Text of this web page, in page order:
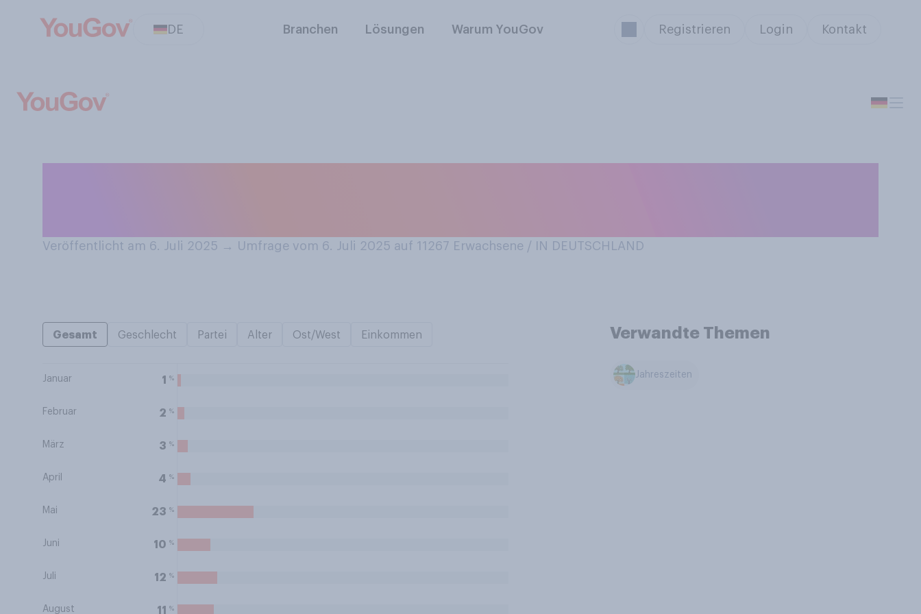
DE Branchen Lösungen Warum YouGov Registrieren Login Kontakt
Veröffentlicht am 6. Juli 2025 → Umfrage vom 6. Juli 2025 auf 11267 Erwachsene / IN DEUTSCHLAND
Gesamt Geschlecht Partei Alter Ost/West Einkommen
Januar 1 %
Februar 2 %
März 3 %
April 4 %
Mai 23 %
Juni 10 %
Juli 12 %
August 11 %
Verwandte Themen
Jahreszeiten